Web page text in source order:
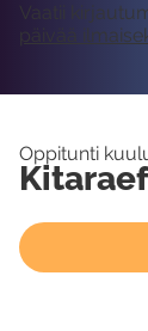
Vaatii
päivää
Oppitunti